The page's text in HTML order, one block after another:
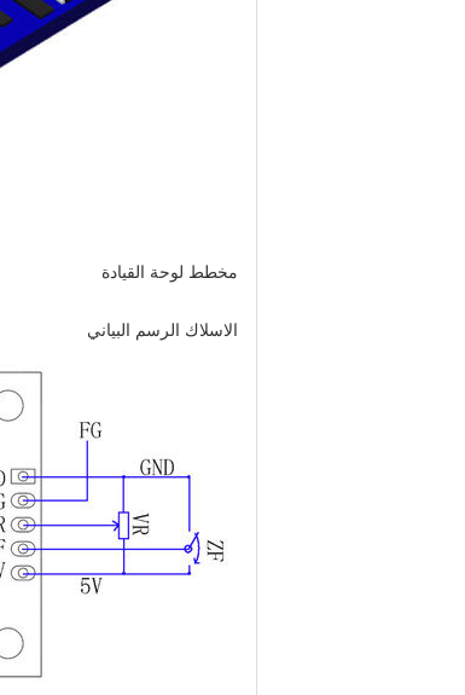
مخطط لوحة القيادة
الاسلاك الرسم البياني